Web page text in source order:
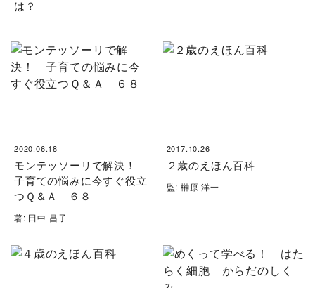
は？
2020.06.18
モンテッソーリで解決！
子育ての悩みに今すぐ役立
つＱ＆Ａ ６８
著: 田中 昌子
2017.10.26
２歳のえほん百科
監: 榊原 洋一